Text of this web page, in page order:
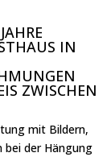
IN
ZWISCHEN
mit Bildern,
bei der Hängung